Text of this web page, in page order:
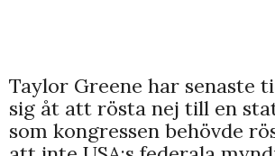
Taylor Greene har senaste
sig åt att rösta nej till en
som kongressen behövde